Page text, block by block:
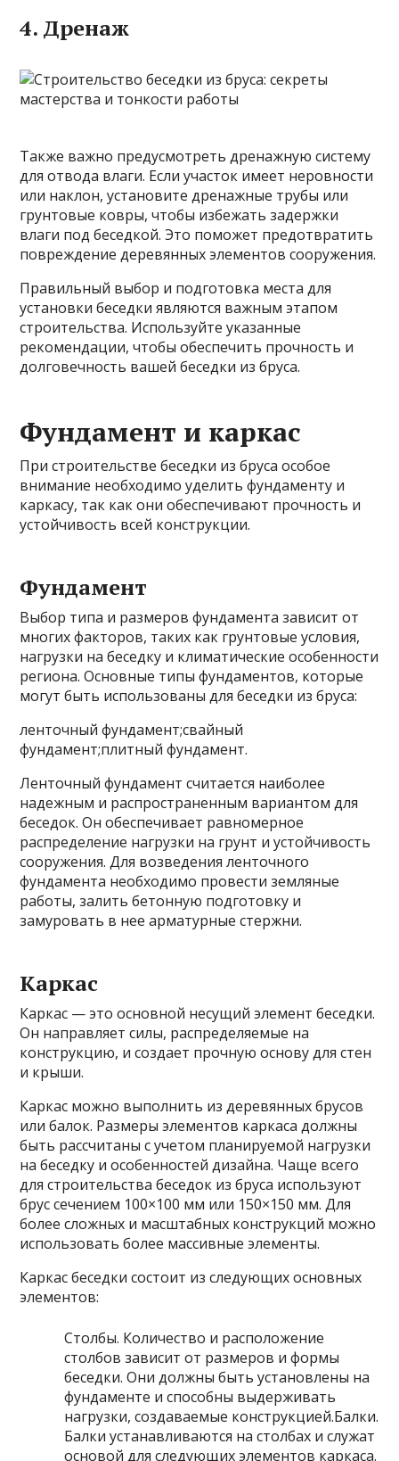
4. Дренаж
Также важно предусмотреть дренажную систему
для отвода влаги. Если участок имеет неровности
или наклон, установите дренажные трубы или
грунтовые ковры, чтобы избежать задержки
влаги под беседкой. Это поможет предотвратить
повреждение деревянных элементов сооружения.
Правильный выбор и подготовка места для
установки беседки являются важным этапом
строительства. Используйте указанные
рекомендации, чтобы обеспечить прочность и
долговечность вашей беседки из бруса.
Фундамент и каркас
При строительстве беседки из бруса особое
внимание необходимо уделить фундаменту и
каркасу, так как они обеспечивают прочность и
устойчивость всей конструкции.
Фундамент
Выбор типа и размеров фундамента зависит от
многих факторов, таких как грунтовые условия,
нагрузки на беседку и климатические особенности
региона. Основные типы фундаментов, которые
могут быть использованы для беседки из бруса:
ленточный фундамент;свайный
фундамент;плитный фундамент.
Ленточный фундамент считается наиболее
надежным и распространенным вариантом для
беседок. Он обеспечивает равномерное
распределение нагрузки на грунт и устойчивость
сооружения. Для возведения ленточного
фундамента необходимо провести земляные
работы, залить бетонную подготовку и
замуровать в нее арматурные стержни.
Каркас
Каркас — это основной несущий элемент беседки.
Он направляет силы, распределяемые на
конструкцию, и создает прочную основу для стен
и крыши.
Каркас можно выполнить из деревянных брусов
или балок. Размеры элементов каркаса должны
быть рассчитаны с учетом планируемой нагрузки
на беседку и особенностей дизайна. Чаще всего
для строительства беседок из бруса используют
брус сечением 100×100 мм или 150×150 мм. Для
более сложных и масштабных конструкций можно
использовать более массивные элементы.
Каркас беседки состоит из следующих основных
элементов:
Столбы. Количество и расположение
столбов зависит от размеров и формы
беседки. Они должны быть установлены на
фундаменте и способны выдерживать
нагрузки, создаваемые конструкцией.Балки.
Балки устанавливаются на столбах и служат
основой для следующих элементов каркаса.